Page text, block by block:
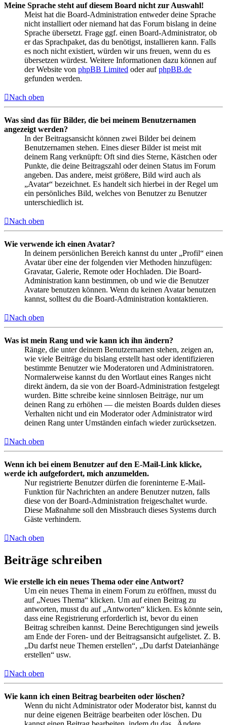
Meine Sprache steht auf diesem Board nicht zur Auswahl!
Meist hat die Board-Administration entweder deine Sprache
nicht installiert oder niemand hat das Forum bislang in deine
Sprache übersetzt. Frage ggf. einen Board-Administrator, ob
er das Sprachpaket, das du benötigst, installieren kann. Falls
es noch nicht existiert, würden wir uns freuen, wenn du es
übersetzen würdest. Weitere Informationen dazu können auf
der Website von phpBB Limited oder aufphpBB.de
gefunden werden.
Nach oben
Was sind das für Bilder, die bei meinem Benutzernamen
angezeigt werden?
In der Beitragsansicht können zwei Bilder bei deinem
Benutzernamen stehen. Eines dieser Bilder ist meist mit
deinem Rang verknüpft: Oft sind dies Sterne, Kästchen oder
Punkte, die deine Beitragszahl oder deinen Status im Forum
angeben. Das andere, meist größere, Bild wird auch als
„Avatar“ bezeichnet. Es handelt sich hierbei in der Regel um
ein persönliches Bild, welches von Benutzer zu Benutzer
unterschiedlich ist.
Nach oben
Wie verwende ich einen Avatar?
In deinem persönlichen Bereich kannst du unter „Profil“ einen
Avatar über eine der folgenden vier Methoden hinzufügen:
Gravatar, Galerie, Remote oder Hochladen. Die Board-
Administration kann bestimmen, ob und wie die Benutzer
Avatare benutzen können. Wenn du keinen Avatar benutzen
kannst, solltest du die Board-Administration kontaktieren.
Nach oben
Was ist mein Rang und wie kann ich ihn ändern?
Ränge, die unter deinem Benutzernamen stehen, zeigen an,
wie viele Beiträge du bislang erstellt hast oder identifizieren
bestimmte Benutzer wie Moderatoren und Administratoren.
Normalerweise kannst du den Wortlaut eines Ranges nicht
direkt ändern, da sie von der Board-Administration festgelegt
wurden. Bitte schreibe keine sinnlosen Beiträge, nur um
deinen Rang zu erhöhen — die meisten Boards dulden dieses
Verhalten nicht und ein Moderator oder Administrator wird
deinen Rang unter Umständen einfach wieder zurücksetzen.
Nach oben
Wenn ich bei einem Benutzer auf den E-Mail-Link klicke,
werde ich aufgefordert, mich anzumelden.
Nur registrierte Benutzer dürfen die foreninterne E-Mail-
Funktion für Nachrichten an andere Benutzer nutzen, falls
diese von der Board-Administration freigeschaltet wurde.
Diese Maßnahme soll den Missbrauch dieses Systems durch
Gäste verhindern.
Nach oben
Beiträge schreiben
Wie erstelle ich ein neues Thema oder eine Antwort?
Um ein neues Thema in einem Forum zu eröffnen, musst du
auf „Neues Thema“ klicken. Um auf einen Beitrag zu
antworten, musst du auf „Antworten“ klicken. Es könnte sein,
dass eine Registrierung erforderlich ist, bevor du einen
Beitrag schreiben kannst. Deine Berechtigungen sind jeweils
am Ende der Foren- und der Beitragsansicht aufgelistet. Z. B.
„Du darfst neue Themen erstellen“, „Du darfst Dateianhänge
erstellen“ usw.
Nach oben
Wie kann ich einen Beitrag bearbeiten oder löschen?
Wenn du nicht Administrator oder Moderator bist, kannst du
nur deine eigenen Beiträge bearbeiten oder löschen. Du